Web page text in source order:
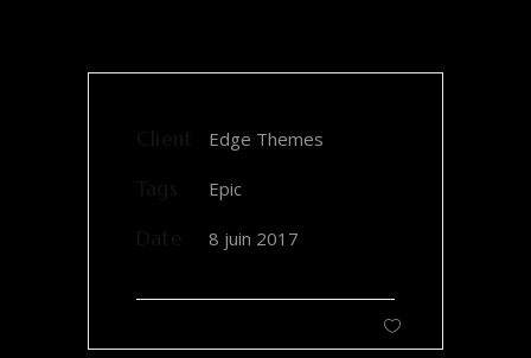
Edge Themes
Epic
8 juin 2017